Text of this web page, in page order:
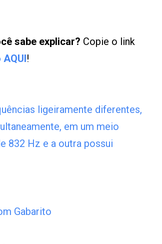
sabe explicar? Copie o link
!
ligeiramente diferentes,
em um meio
832 Hz e a outra possui
Gabarito